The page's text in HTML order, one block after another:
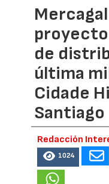
de
última
Cidade
Santiago
Redacción
1024